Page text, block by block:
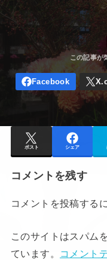
ポスト シェア
コメントを残す
コメントを投稿する
このサイトはスパム
ています。
コメント